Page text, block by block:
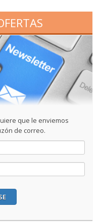
que le enviemos
de correo.